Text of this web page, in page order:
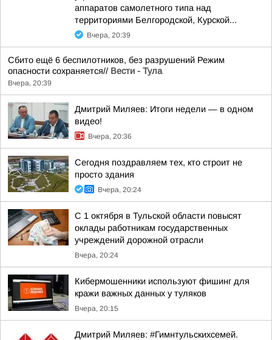
аппаратов самолетного типа над
территориями Белгородской, Курской...
Вчера, 20:39
Сбито ещё 6 беспилотников, без разрушений Режим
опасности сохраняется// Вести - Тула
Вчера, 20:39
Дмитрий Миляев: Итоги недели — в одном
видео!
Вчера, 20:36
Сегодня поздравляем тех, кто строит не
просто здания
Вчера, 20:24
С 1 октября в Тульской области повысят
оклады работникам государственных
учреждений дорожной отрасли
Вчера, 20:24
Кибермошенники используют фишинг для
кражи важных данных у туляков
Вчера, 20:15
Дмитрий Миляев: #Гимнтульскихсемей.